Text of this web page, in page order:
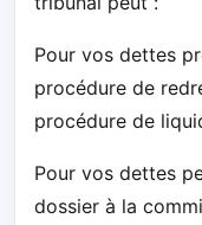
Pour vos dettes
procédure de
procédure de
Pour vos dettes
dossier à la